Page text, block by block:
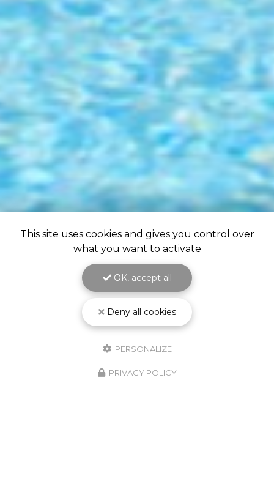
This site uses cookies and gives you control over
what you want to activate
OK, accept all
Deny all cookies
PERSONALIZE
PRIVACY POLICY